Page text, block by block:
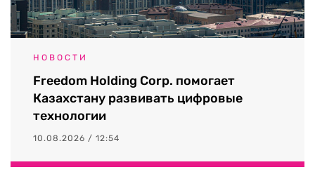
НОВОСТИ
Freedom Holding Corp. помогает
Казахстану развивать цифровые
технологии
10.08.2026 / 12:54